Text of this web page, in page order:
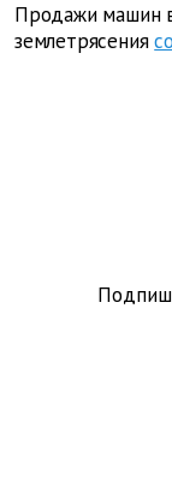
Продажи машин
землетрясения